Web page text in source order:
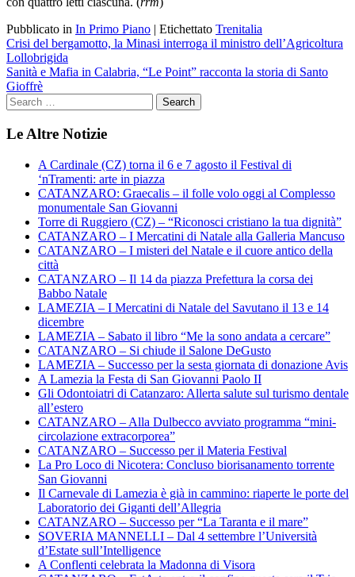
Pubblicato in In Primo Piano | Etichettato Trenitalia
Navigazione
articoli
Crisi del bergamotto, la Minasi interroga il ministro dell’Agricoltura
Lollobrigida
Sanità e Mafia in Calabria, “Le Point” racconta la storia di Santo
Gioffrè
Le Altre Notizie
A Cardinale (CZ) torna il 6 e 7 agosto il Festival di
‘nTramenti: arte in piazza
CATANZARO: Graecalis – il folle volo oggi al Complesso
monumentale San Giovanni
Torre di Ruggiero (CZ) – “Riconosci cristiano la tua dignità”
CATANZARO – I Mercatini di Natale alla Galleria Mancuso
CATANZARO – I misteri del Natale e il cuore antico della
città
CATANZARO – Il 14 da piazza Prefettura la corsa dei
Babbo Natale
LAMEZIA – I Mercatini di Natale del Savutano il 13 e 14
dicembre
LAMEZIA – Sabato il libro “Me la sono andata a cercare”
CATANZARO – Si chiude il Salone DeGusto
LAMEZIA – Successo per la sesta giornata di donazione Avis
A Lamezia la Festa di San Giovanni Paolo II
Gli Odontoiatri di Catanzaro: Allerta salute sul turismo dentale
all’estero
CATANZARO – Alla Dulbecco avviato programma “mini-
circolazione extracorporea”
CATANZARO – Successo per il Materia Festival
La Pro Loco di Nicotera: Concluso biorisanamento torrente
San Giovanni
Il Carnevale di Lamezia è già in cammino: riaperte le porte del
Laboratorio dei Giganti dell’Allegria
CATANZARO – Successo per “La Taranta e il mare”
SOVERIA MANNELLI – Dal 4 settembre l’Università
d’Estate sull’Intelligence
A Conflenti celebrata la Madonna di Visora